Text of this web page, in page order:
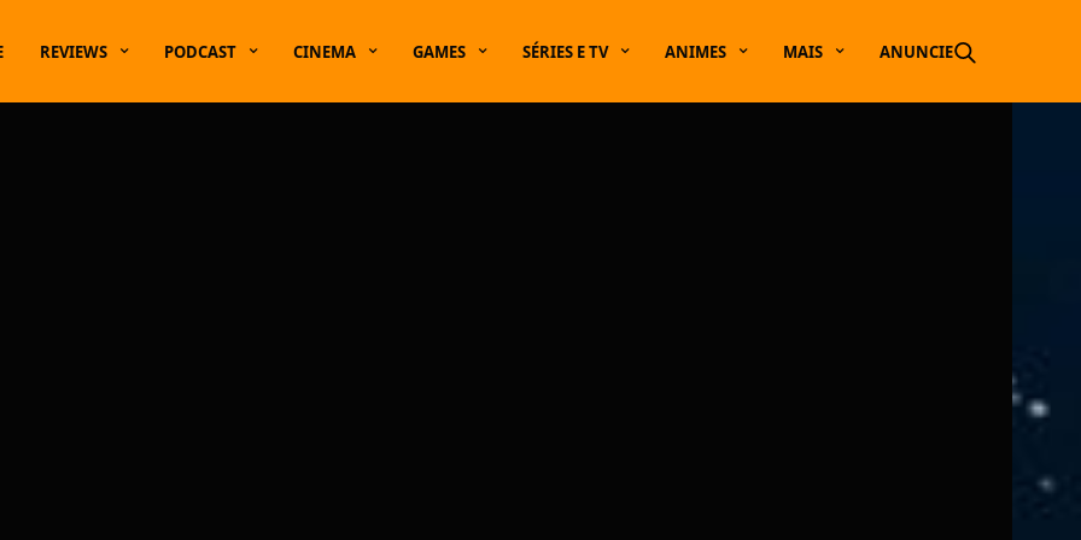
REVIEWS PODCAST CINEMA GAMES SÉRIES E TV ANIMES MAIS ANUNCIE